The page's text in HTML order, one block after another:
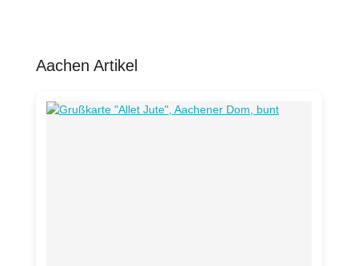
Produktgalerie überspringen
Aachen Artikel